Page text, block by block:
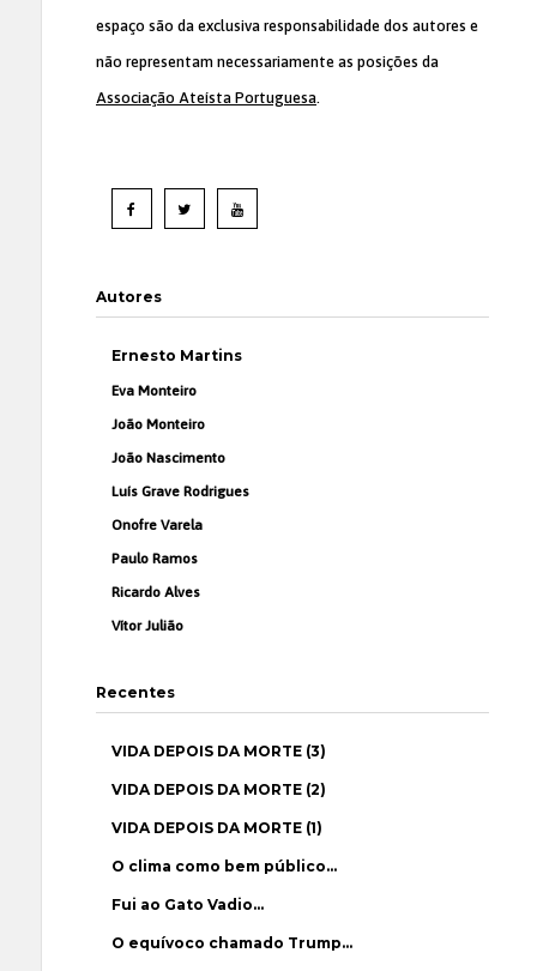
espaço são da exclusiva responsabilidade dos autores e
não representam necessariamente as posições da
Associação Ateísta Portuguesa.
Autores
Ernesto Martins
Eva Monteiro
João Monteiro
João Nascimento
Luís Grave Rodrigues
Onofre Varela
Paulo Ramos
Ricardo Alves
Vítor Julião
Recentes
VIDA DEPOIS DA MORTE (3)
VIDA DEPOIS DA MORTE (2)
VIDA DEPOIS DA MORTE (1)
O clima como bem público…
Fui ao Gato Vadio…
O equívoco chamado Trump…